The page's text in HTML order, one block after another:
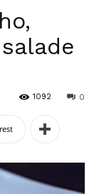
0
1092